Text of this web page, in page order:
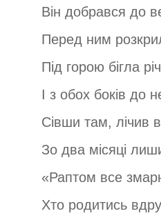
Він добрався до
Перед ним
Під горою бігла
І з обох боків до
Сівши там, лічив
Зо два місяці
«Раптом все
Хто родитись